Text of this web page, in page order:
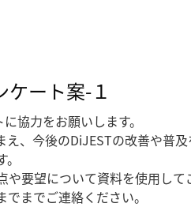
ケート案-１
協力をお願いします。
、今後のDiJESTの改善や普
や要望について資料を使用して
までご連絡ください。